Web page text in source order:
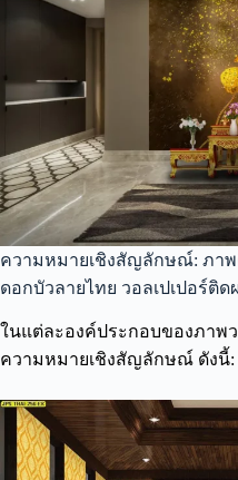
ความหมายเชิงสัญลักษณ์: ภา
ดอกบัวลายไทย วอลเปเปอร์ติด
ในแต่ละองค์ประกอบของภาพ
ความหมายเชิงสัญลักษณ์ ดังนี้: